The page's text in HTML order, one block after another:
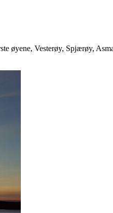
øyene, Vesterøy, Spjærøy,